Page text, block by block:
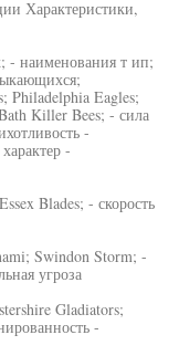
Характеристики,
наименования т ип;
Philadelphia Eagles;
Killer Bees; - сила
-
-
Blades; - скорость
Swindon Storm; -
угроза
Gladiators;
-